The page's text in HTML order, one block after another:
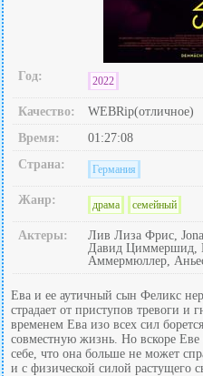
Год: 2022
Качество:
WEBRip(отличное)
Время:
01:27:08
Страна:
Германия
Жанр: драма семейный
Актеры:
Лив Лиза Фрис,
Давид Циммершид,
Аммермюллер,
Ева и ее аутичный сын Феликс
страдает от приступов тревоги и
временем Ева изо всех сил
совместную жизнь. Но вскоре Еве
себе, что она больше не может
и с физической силой растущего